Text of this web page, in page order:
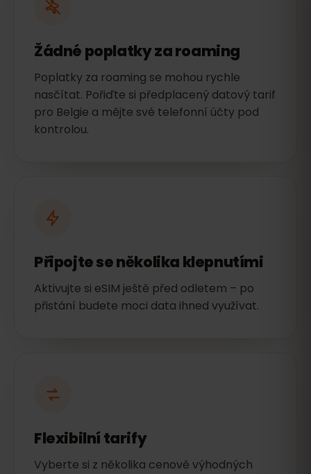
Žádné poplatky za roaming
Poplatky za roaming se mohou rychle
nasčítat. Pořiďte si předplacený datový tarif
pro Belgie a mějte své telefonní účty pod
kontrolou.
Připojte se několika klepnutími
Aktivujte si eSIM ještě před odletem – po
přistání budete moci data ihned využívat.
Flexibilní tarify
Vyberte si z několika cenově výhodných